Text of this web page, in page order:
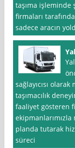
taşıma işleminde
firmaları
sadece aracın
sağlayıcısı
taşımacılık
faaliyet gösteren
planda tutarak
süreci